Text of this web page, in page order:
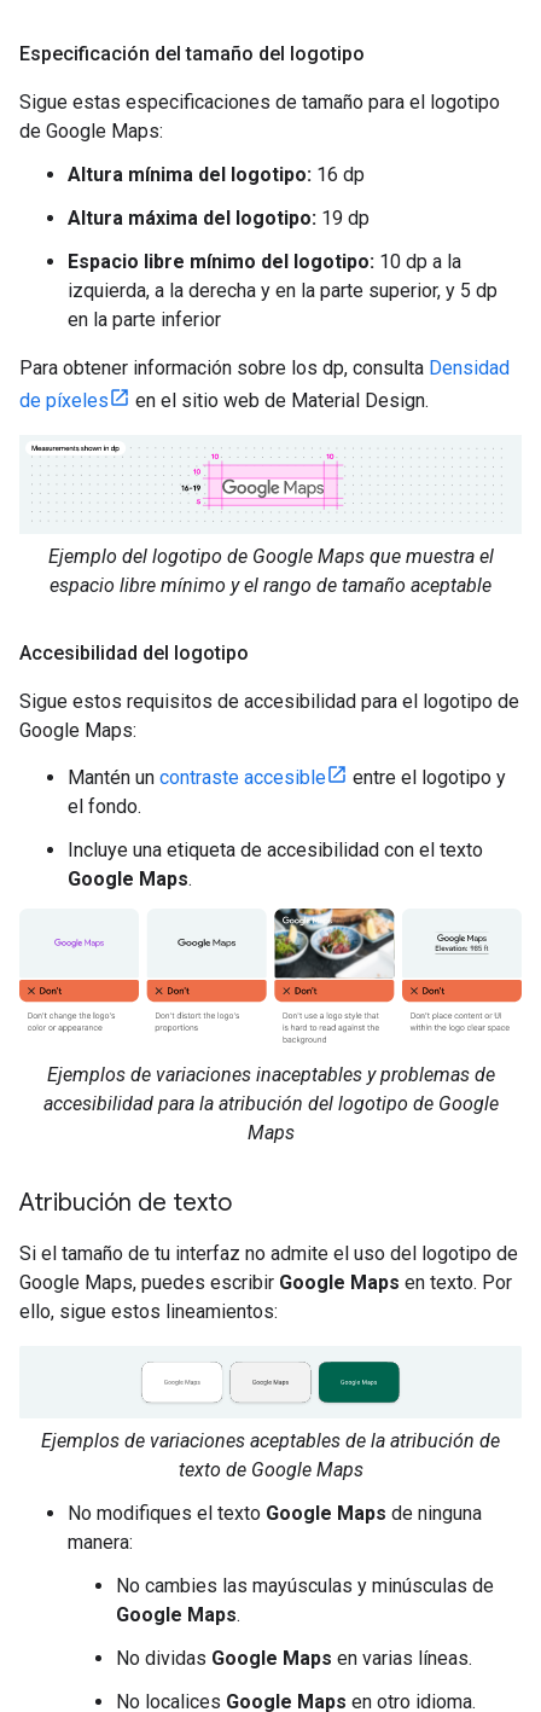
Especificación del tamaño del logotipo
Sigue estas especificaciones de tamaño para el logotipo
de Google Maps:
Altura mínima del logotipo: 16 dp
Altura máxima del logotipo: 19 dp
Espacio libre mínimo del logotipo: 10 dp a la
izquierda, a la derecha y en la parte superior, y 5 dp
en la parte inferior
Para obtener información sobre los dp, consulta Densidad
de píxeles
en el sitio web de Material Design.
Ejemplo del logotipo de Google Maps que muestra el
espacio libre mínimo y el rango de tamaño aceptable
Accesibilidad del logotipo
Sigue estos requisitos de accesibilidad para el logotipo de
Google Maps:
Mantén un contraste accesible
entre el logotipo y
el fondo.
Incluye una etiqueta de accesibilidad con el texto
Google Maps.
Ejemplos de variaciones inaceptables y problemas de
accesibilidad para la atribución del logotipo de Google
Maps
Atribución de texto
Si el tamaño de tu interfaz no admite el uso del logotipo de
Google Maps, puedes escribir Google Maps en texto. Por
ello, sigue estos lineamientos:
Ejemplos de variaciones aceptables de la atribución de
texto de Google Maps
No modifiques el texto Google Maps de ninguna
manera:
No cambies las mayúsculas y minúsculas de
Google Maps.
No dividas Google Maps en varias líneas.
No localices Google Maps en otro idioma.